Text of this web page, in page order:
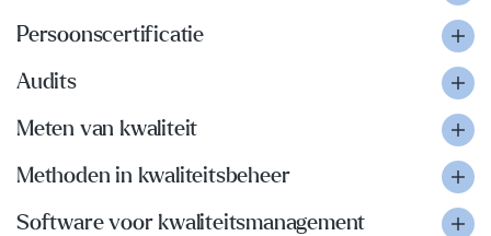
Persoonscertificatie
Audits
Meten van kwaliteit
Methoden in kwaliteitsbeheer
Software voor kwaliteitsmanagement